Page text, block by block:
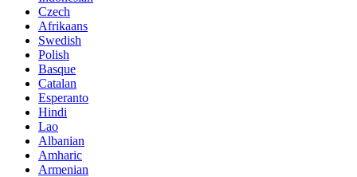
Czech
Afrikaans
Swedish
Polish
Basque
Catalan
Esperanto
Hindi
Lao
Albanian
Amharic
Armenian